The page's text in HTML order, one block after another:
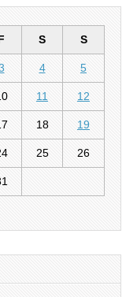
S S
4 5
11 12
18 19
25 26